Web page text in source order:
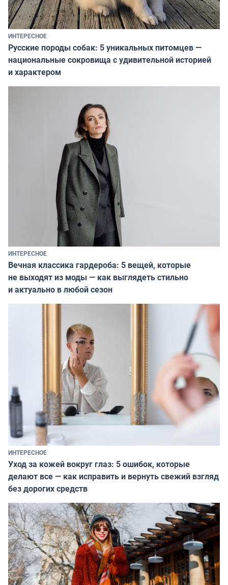
ИНТЕРЕСНОЕ
Русские породы собак: 5 уникальных питомцев —
национальные сокровища с удивительной историей
и характером
ИНТЕРЕСНОЕ
Вечная классика гардероба: 5 вещей, которые
не выходят из моды — как выглядеть стильно
и актуально в любой сезон
ИНТЕРЕСНОЕ
Уход за кожей вокруг глаз: 5 ошибок, которые
делают все — как исправить и вернуть свежий взгляд
без дорогих средств